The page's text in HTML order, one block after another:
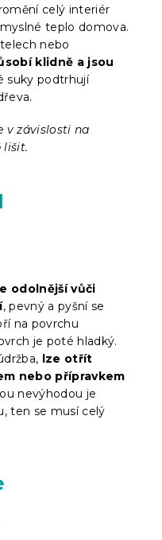
celý interiér
teplo domova.
nebo
klidně a jsou
suky podtrhují
v závislosti na
lišit.
odolnější vůči
, pevný a pyšní se
na povrchu
je poté hladký.
lze otřít
nebo přípravkem
nevýhodou je
ten se musí celý